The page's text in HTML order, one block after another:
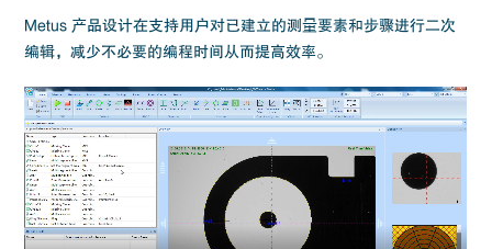
Metus 产品设计在支持用户对已建立的测量要素和步骤进行二次
编辑，减少不必要的编程时间从而提高效率。